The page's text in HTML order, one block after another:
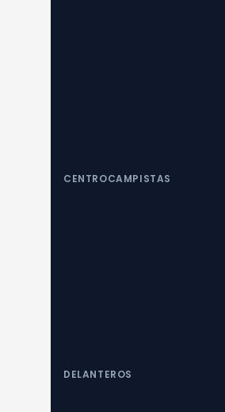
CENTROCAMPISTAS
DELANTEROS